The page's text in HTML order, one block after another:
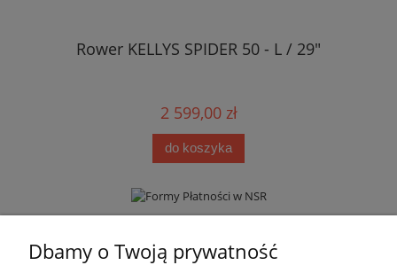
Rower KELLYS SPIDER 50 - L / 29"
2 599,00 zł
do koszyka
Informacje
Dbamy o Twoją prywatność